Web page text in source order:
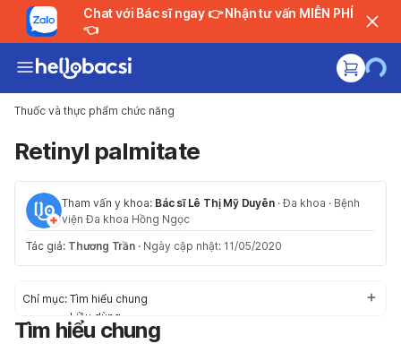
Chat với Bác sĩ ngay 👉 Nhận tư vấn MIỄN PHÍ
👈
Thuốc và thực phẩm chức năng
Retinyl palmitate
Tham vấn y khoa: Bác sĩ Lê Thị Mỹ Duyên ·Đa khoa · Bệnh
viện Đa khoa Hồng Ngọc
Tác giả: Thương Trần · Ngày cập nhật: 11/05/2020
Chỉ mục: Tìm hiểu chung
Liều dùng
Tác dụng phụ
Tìm hiểu chung